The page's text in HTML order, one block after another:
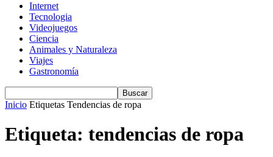
Internet
Tecnologia
Videojuegos
Ciencia
Animales y Naturaleza
Viajes
Gastronomía
Inicio Etiquetas Tendencias de ropa
Etiqueta: tendencias de ropa